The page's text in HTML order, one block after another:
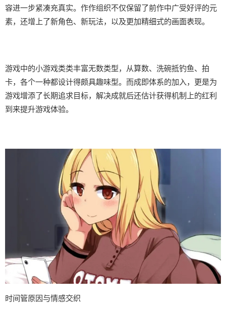
容进一步紧凑充真实。作作组织不仅保留了前作中广受好评的元
素，还增上了​​新角色、新玩法​​，以及更加精细式的画面表现。
游戏中的小游戏类类丰富无数类型，从算数、洗碗抵钓鱼、拍
卡，各个一种都设计得颇具趣味型。而​​成即体系的加入​​，更是为
游戏增添了长期追求目标，解决成就后还估计获得机制上的红利
到来提升游戏体验。
时间管原因与情感交织